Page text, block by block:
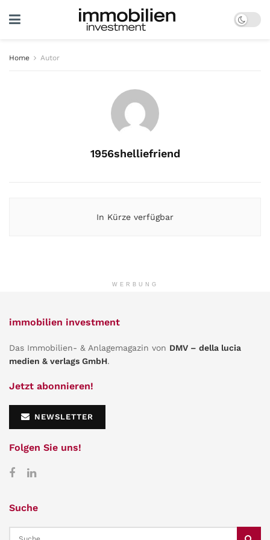
Home Autor
1956shelliefriend
In Kürze verfügbar
WERBUNG
immobilien investment
Das Immobilien- & Anlagemagazin von DMV – della lucia
medien & verlags GmbH.
Jetzt abonnieren!
NEWSLETTER
Folgen Sie uns!
Suche